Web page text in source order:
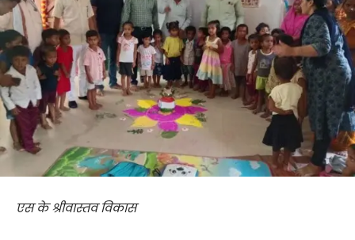
एस के श्रीवास्तव विकास